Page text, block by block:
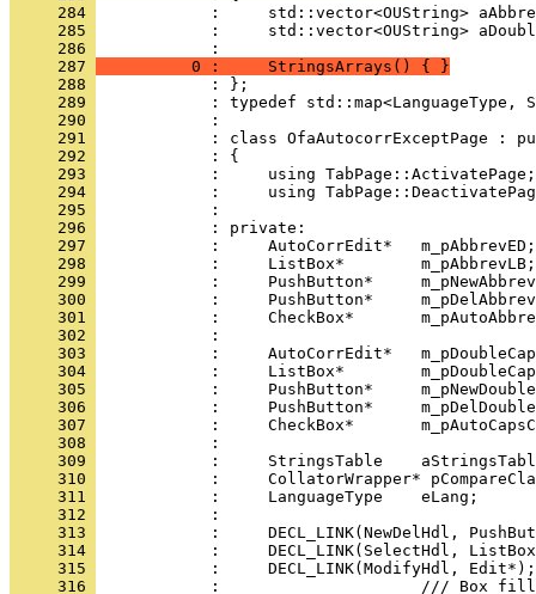
     284
     285
:     std::vector<OUString>
     286
     287
          0 :     StringsArrays() { }
     288
     289
     290
     291
     292
     293
     294
     295
     296
     297
     298
     299
     300
     301
     302
     303
     304
     305
     306
     307
     308
     309
     310
     311
     312
     313
     314
     315
     316